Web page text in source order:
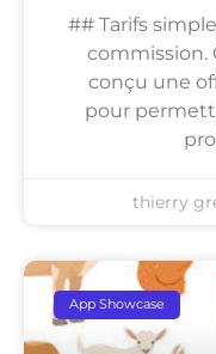
## Tarifs
commission.
conçu une
pour
thierry
App Showcase